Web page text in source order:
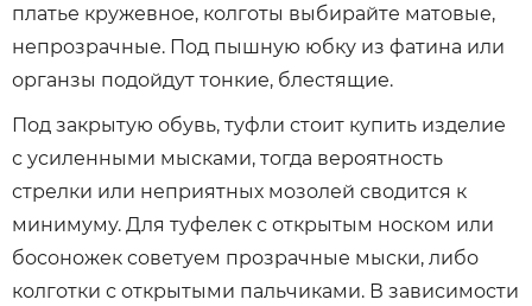
платье кружевное, колготы выбирайте матовые,
непрозрачные. Под пышную юбку из фатина или
органзы подойдут тонкие, блестящие.
Под закрытую обувь, туфли стоит купить изделие
с усиленными мысками, тогда вероятность
стрелки или неприятных мозолей сводится к
минимуму. Для туфелек с открытым носком или
босоножек советуем прозрачные мыски, либо
колготки с открытыми пальчиками. В зависимости